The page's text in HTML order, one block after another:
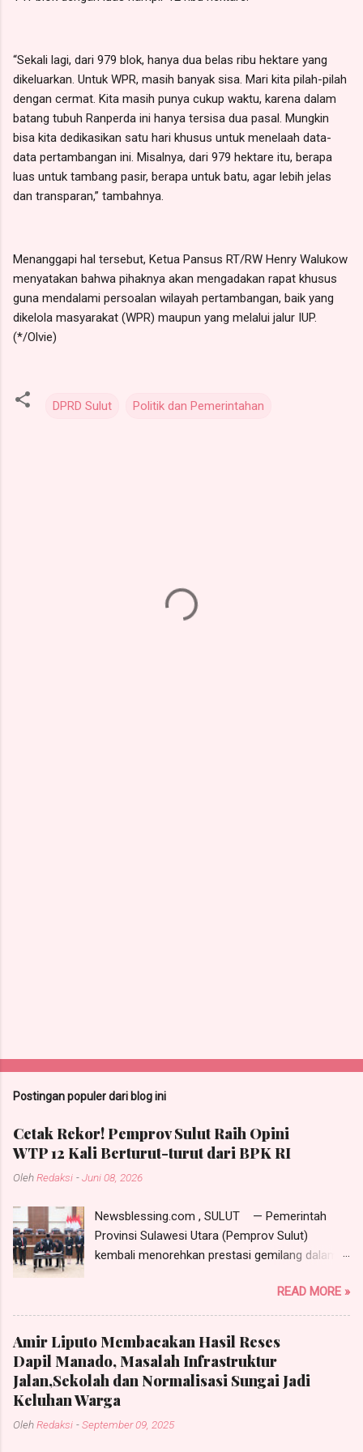
“Sekali lagi, dari 979 blok, hanya dua belas ribu hektare yang
dikeluarkan. Untuk WPR, masih banyak sisa. Mari kita pilah-pilah
dengan cermat. Kita masih punya cukup waktu, karena dalam
batang tubuh Ranperda ini hanya tersisa dua pasal. Mungkin
bisa kita dedikasikan satu hari khusus untuk menelaah data-
data pertambangan ini. Misalnya, dari 979 hektare itu, berapa
luas untuk tambang pasir, berapa untuk batu, agar lebih jelas
dan transparan,” tambahnya.
Menanggapi hal tersebut, Ketua Pansus RT/RW Henry Walukow
menyatakan bahwa pihaknya akan mengadakan rapat khusus
guna mendalami persoalan wilayah pertambangan, baik yang
dikelola masyarakat (WPR) maupun yang melalui jalur IUP.
(*/Olvie)
DPRD Sulut Politik dan Pemerintahan
Postingan populer dari blog ini
Cetak Rekor! Pemprov Sulut Raih Opini
WTP 12 Kali Berturut-turut dari BPK RI
OlehRedaksi -Juni 08, 2026
Newsblessing.com , SULUT — Pemerintah
Provinsi Sulawesi Utara (Pemprov Sulut)
kembali menorehkan prestasi gemilang dalam
Keuangan (BPK) Republik Indonesia secara
resmi menganugerahkan opini Wajar Tanpa
Pengecualian (WTP) atas Laporan Keuangan
Pemerintah Daerah (LKPD) Tahun Anggaran
2025. ​Pencapaian ini menjadi catatan sejarah
tersendiri karena Pemprov Sulut berhasil
mempertahankan predikat WTP selama 12
tahun berturut-turut sejak tahun 2014. Rekor ini
READ MORE »
Amir Liputo Membacakan Hasil Reses
Dapil Manado, Masalah Infrastruktur
Jalan,Sekolah dan Normalisasi Sungai Jadi
Keluhan Warga
OlehRedaksi -September 09, 2025